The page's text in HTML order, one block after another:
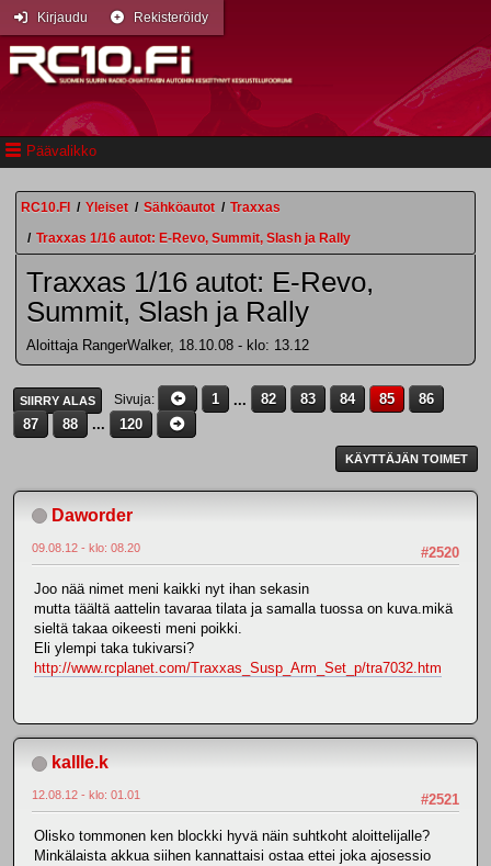
Päävalikko
Kirjaudu Rekisteröidy
RC10.FI / Yleiset / Sähköautot / Traxxas
/ Traxxas 1/16 autot: E-Revo, Summit, Slash ja Rally
Traxxas 1/16 autot: E-Revo,
Summit, Slash ja Rally
Aloittaja RangerWalker, 18.10.08 - klo: 13.12
SIIRRY ALAS Sivuja 1 ... 82 83 84 85
86
87
88 ... 120
KÄYTTÄJÄN TOIMET
Daworder
#2520
09.08.12 - klo: 08.20
Joo nää nimet meni kaikki nyt ihan sekasin
mutta täältä aattelin tavaraa tilata ja samalla tuossa on kuva.mikä
sieltä takaa oikeesti meni poikki.
Eli ylempi taka tukivarsi?
http://www.rcplanet.com/Traxxas_Susp_Arm_Set_p/tra7032.htm
kallle.k
#2521
12.08.12 - klo: 01.01
Olisko tommonen ken blockki hyvä näin suhtkoht aloittelijalle?
Minkälaista akkua siihen kannattaisi ostaa ettei joka ajosessio